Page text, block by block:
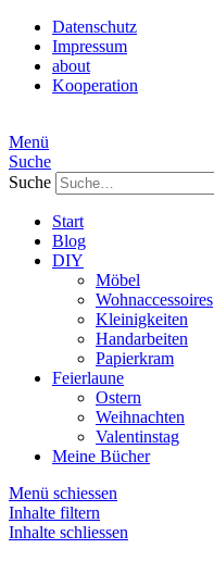
Datenschutz
Impressum
about
Kooperation
Menü
Suche
Suche
Start
Blog
DIY
Möbel
Wohnaccessoires
Kleinigkeiten
Handarbeiten
Papierkram
Feierlaune
Ostern
Weihnachten
Valentinstag
Meine Bücher
Menü schiessen
Inhalte filtern
Inhalte schliessen